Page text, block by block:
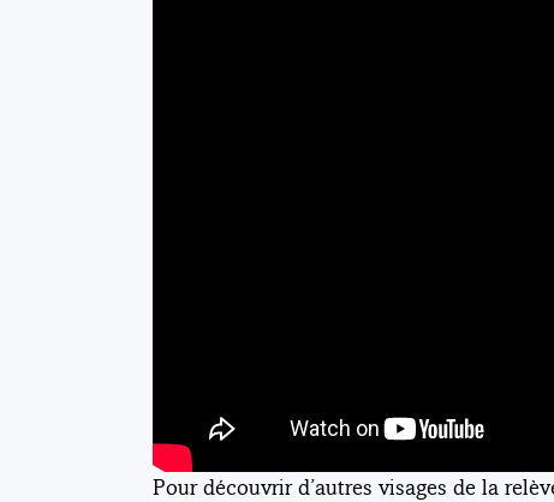
Pour découvrir d’autres visages de la